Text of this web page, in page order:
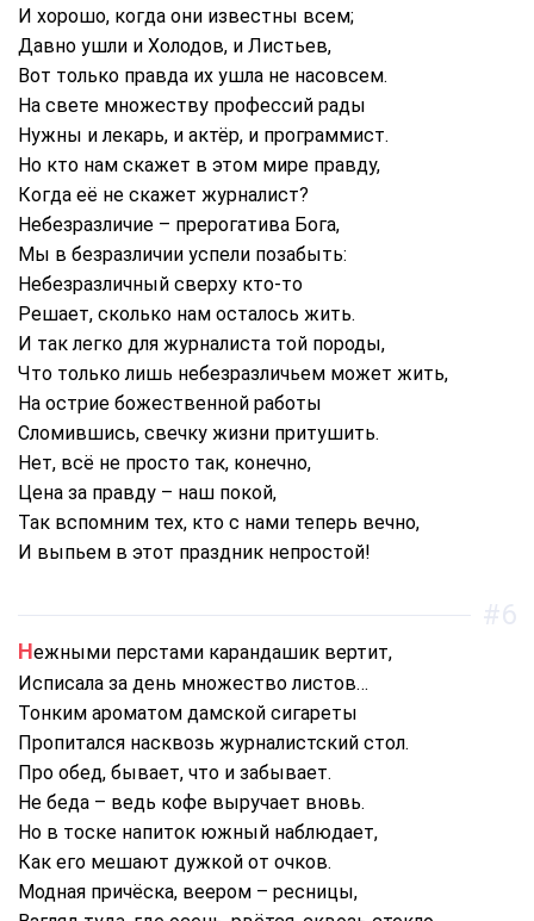
И хорошо, когда они известны всем;
Давно ушли и Холодов, и Листьев,
Вот только правда их ушла не насовсем.
На свете множеству профессий рады
Нужны и лекарь, и актёр, и программист.
Но кто нам скажет в этом мире правду,
Когда её не скажет журналист?
Небезразличие – прерогатива Бога,
Мы в безразличии успели позабыть:
Небезразличный сверху кто-то
Решает, сколько нам осталось жить.
И так легко для журналиста той породы,
Что только лишь небезразличьем может жить,
На острие божественной работы
Сломившись, свечку жизни притушить.
Нет, всё не просто так, конечно,
Цена за правду – наш покой,
Так вспомним тех, кто с нами теперь вечно,
И выпьем в этот праздник непростой!
Нежными перстами карандашик вертит,
Исписала за день множество листов…
Тонким ароматом дамской сигареты
Пропитался насквозь журналистский стол.
Про обед, бывает, что и забывает.
Не беда – ведь кофе выручает вновь.
Но в тоске напиток южный наблюдает,
Как его мешают дужкой от очков.
Модная причёска, веером – ресницы,
#6